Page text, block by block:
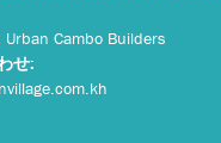
Urban Cambo Builders
せ: